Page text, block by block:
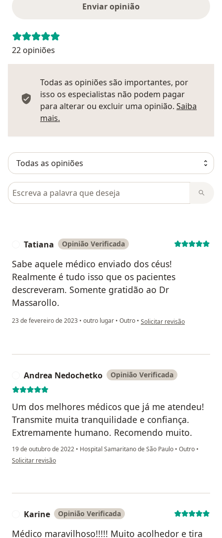
Enviar opinião
22 opiniões
Todas as opiniões são importantes, por
isso os especialistas não podem pagar
para alterar ou excluir uma opinião. Saiba
mais.
Pesquisar em opiniões
Tatiana Opinião Verificada
Sabe aquele médico enviado dos céus!
Realmente é tudo isso que os pacientes
descreveram. Somente gratidão ao Dr
Massarollo.
23 de fevereiro de 2023 • outro lugar • Outro • na opinião do utilizador
Solicitar revisão
Andrea Nedochetko Opinião Verificada
Um dos melhores médicos que já me atendeu!
Transmite muita tranquilidade e confiança.
Extremamente humano. Recomendo muito.
19 de outubro de 2022 • Hospital Samaritano de São Paulo • Outro •
na opinião do utilizador Andrea Nedochetko
Solicitar revisão
Karine Opinião Verificada
Médico maravilhoso!!!!! Muito acolhedor e tira